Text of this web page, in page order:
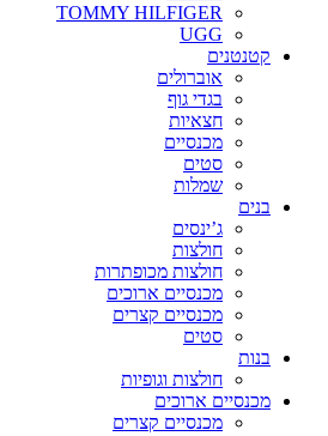
TOMMY HILFIGER
UGG
קטנטנים
אוברולים
בגדי גוף
חצאיות
מכנסיים
סטים
שמלות
בנים
ג’ינסים
חולצות
חולצות מכופתרות
מכנסיים ארוכים
מכנסיים קצרים
סטים
בנות
חולצות וגופיות
מכנסיים ארוכים
מכנסיים קצרים